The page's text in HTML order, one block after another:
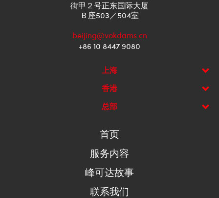
街甲２号正东国际大厦
Ｂ座503／504室
beijing@vokdams.cn
+86 10 8447 9080
上海
香港
总部
首页
服务内容
峰可达故事
联系我们